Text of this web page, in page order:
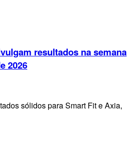
resultados na semana
2026
sólidos para Smart Fit e Axia,